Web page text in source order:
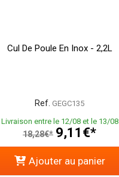
Cul De Poule En Inox - 2,2L
Ref. GEGC135
Livraison entre le 12/08 et le 13/08
18,28€* 9,11€*
Ajouter au panier